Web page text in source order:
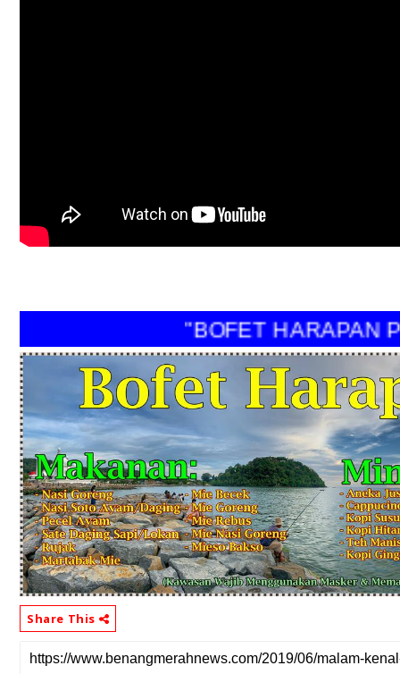
"BOFET HARAPAN
Share This